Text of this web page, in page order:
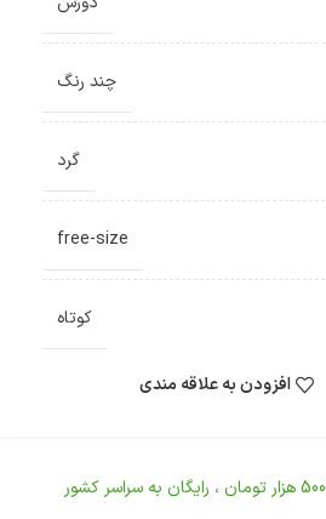
چند رنگ
گرد
free-size
کوتاه
افزودن به علاقه مندی
500 هزار تومان ، رایگان به سراسر کشور